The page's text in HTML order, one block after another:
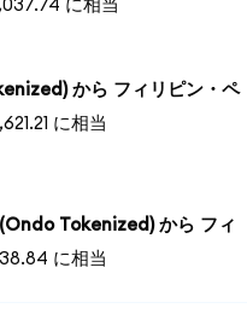
に相当
から フィリピン・ペ
に相当
Tokenized) から フィ
に相当